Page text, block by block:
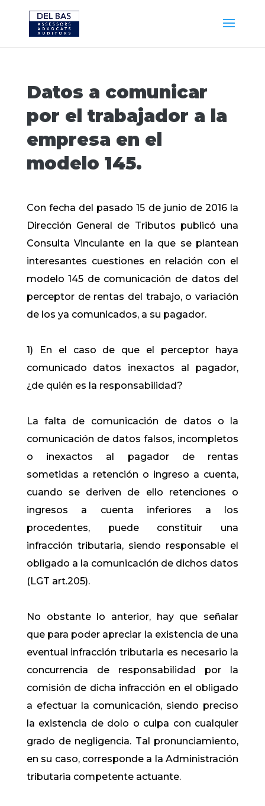
Datos a comunicar
por el trabajador a la
empresa en el
modelo 145.
Con fecha del pasado 15 de junio de 2016 la
Dirección General de Tributos publicó una
Consulta Vinculante en la que se plantean
interesantes cuestiones en relación con el
modelo 145 de comunicación de datos del
perceptor de rentas del trabajo, o variación
de los ya comunicados, a su pagador.
1) En el caso de que el perceptor haya
comunicado datos inexactos al pagador,
¿de quién es la responsabilidad?
​La falta de comunicación de datos o la
comunicación de datos falsos, incompletos
o inexactos al pagador de rentas
sometidas a retención o ingreso a cuenta,
cuando se deriven de ello retenciones o
ingresos a cuenta inferiores a los
procedentes, puede constituir una
infracción tributaria, siendo responsable el
obligado a la comunicación de dichos datos
(LGT art.205).
No obstante lo anterior, hay que señalar
que para poder apreciar la existencia de una
eventual infracción tributaria es necesario la
concurrencia de responsabilidad por la
comisión de dicha infracción en el obligado
a efectuar la comunicación, siendo preciso
la existencia de dolo o culpa con cualquier
grado de negligencia. Tal pronunciamiento,
en su caso, corresponde a la Administración
tributaria competente actuante.